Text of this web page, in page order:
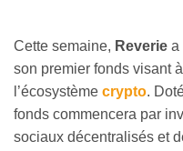
Cette semaine, Reverie a
son premier fonds visant
l’écosystème crypto.
fonds commencera par
sociaux décentralisés et